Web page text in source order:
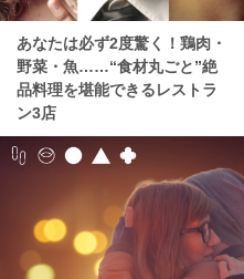
あなたは必ず2度驚く！鶏肉・
野菜・魚……“食材丸ごと”絶
品料理を堪能できるレストラ
ン3店